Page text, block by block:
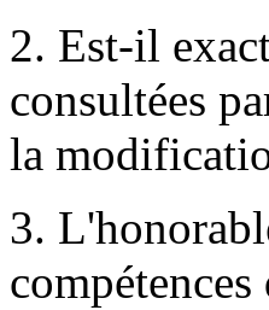
2. Est-il
consultées
la
3.